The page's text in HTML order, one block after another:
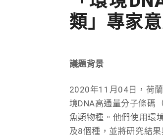
類」專家
議題背景
2020年11月04日，荷
境DNA高通量分子條碼
魚類物種。他們使用環
及8個種，並將研究結